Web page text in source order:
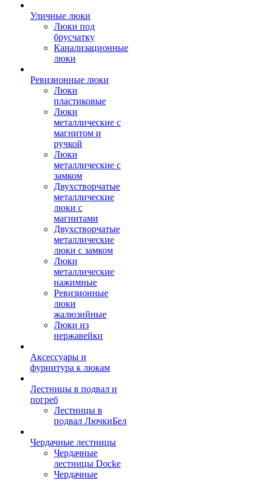
Уличные люки
Люки под
брусчатку
Канализационные
люки
Ревизионные люки
Люки
пластиковые
Люки
металлические с
магнитом и
ручкой
Люки
металлические с
замком
Двухстворчатые
металлические
люки с
магнитами
Двухстворчатые
металлические
люки с замком
Люки
металлические
нажимные
Ревизионные
люки
жалюзийные
Люки из
нержавейки
Аксессуары и
фурнитура к люкам
Лестницы в подвал и
погреб
Лестницы в
подвал ЛючкиБел
Чердачные лестницы
Чердачные
лестницы Docke
Чердачные